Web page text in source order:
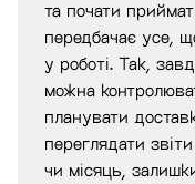
та почати
передбачає усе,
у роботі. Так,
можна
планувати
переглядати
чи місяць,